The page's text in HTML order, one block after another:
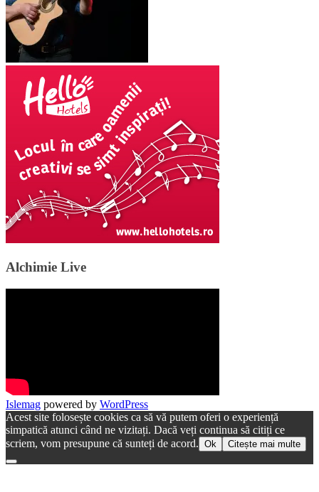
Alchimie Live
Islemag powered by WordPress
Acest site folosește cookies ca să vă putem oferi o experiență
simpatică atunci când ne vizitați. Dacă veți continua să citiți ce
scriem, vom presupune că sunteți de acord. Ok Citește mai multe